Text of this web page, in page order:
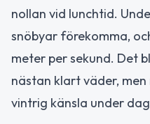
nollan vid lunchtid.
snöbyar förekomma,
meter per sekund. Det
nästan klart väder,
vintrig känsla under